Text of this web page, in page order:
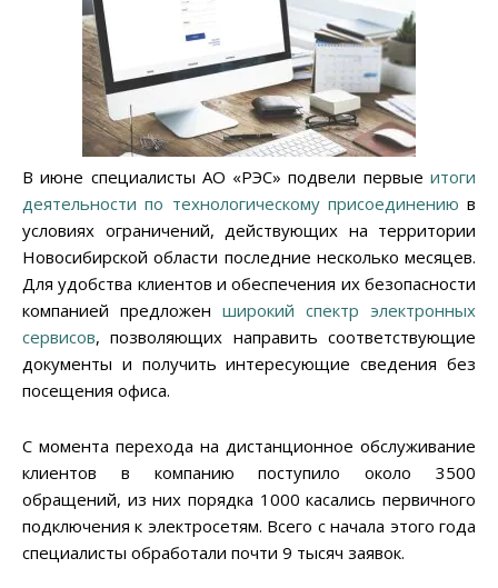
В июне специалисты АО «РЭС» подвели первые итоги
деятельности по технологическому присоединению в
условиях ограничений, действующих на территории
Новосибирской области последние несколько месяцев.
Для удобства клиентов и обеспечения их безопасности
компанией предложен широкий спектр электронных
сервисов, позволяющих направить соответствующие
документы и получить интересующие сведения без
посещения офиса.
С момента перехода на дистанционное обслуживание
клиентов в компанию поступило около 3500
обращений, из них порядка 1000 касались первичного
подключения к электросетям. Всего с начала этого года
специалисты обработали почти 9 тысяч заявок.